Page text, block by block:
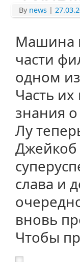
By news |
Машина
части
одном
Часть
знания
Лу
Джейкоб
слава и
вновь
Чтобы